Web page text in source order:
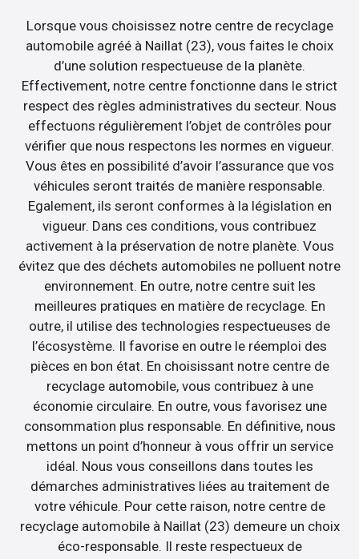
Lorsque vous choisissez notre centre de recyclage
automobile agréé à Naillat (23), vous faites le choix
d’une solution respectueuse de la planète.
Effectivement, notre centre fonctionne dans le strict
respect des règles administratives du secteur. Nous
effectuons régulièrement l’objet de contrôles pour
vérifier que nous respectons les normes en vigueur.
Vous êtes en possibilité d’avoir l’assurance que vos
véhicules seront traités de manière responsable.
Egalement, ils seront conformes à la législation en
vigueur. Dans ces conditions, vous contribuez
activement à la préservation de notre planète. Vous
évitez que des déchets automobiles ne polluent notre
environnement. En outre, notre centre suit les
meilleures pratiques en matière de recyclage. En
outre, il utilise des technologies respectueuses de
l’écosystème. Il favorise en outre le réemploi des
pièces en bon état. En choisissant notre centre de
recyclage automobile, vous contribuez à une
économie circulaire. En outre, vous favorisez une
consommation plus responsable. En définitive, nous
mettons un point d’honneur à vous offrir un service
idéal. Nous vous conseillons dans toutes les
démarches administratives liées au traitement de
votre véhicule. Pour cette raison, notre centre de
recyclage automobile à Naillat (23) demeure un choix
éco-responsable. Il reste respectueux de